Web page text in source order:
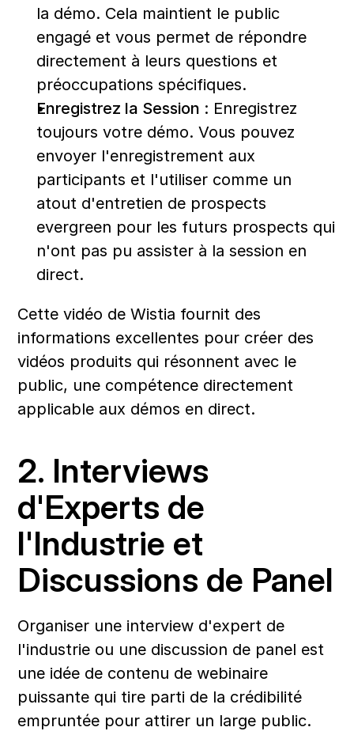
la démo. Cela maintient le public
engagé et vous permet de répondre
directement à leurs questions et
préoccupations spécifiques.
Enregistrez la Session : Enregistrez
toujours votre démo. Vous pouvez
envoyer l'enregistrement aux
participants et l'utiliser comme un
atout d'entretien de prospects
evergreen pour les futurs prospects qui
n'ont pas pu assister à la session en
direct.
Cette vidéo de Wistia fournit des
informations excellentes pour créer des
vidéos produits qui résonnent avec le
public, une compétence directement
applicable aux démos en direct.
2. Interviews
d'Experts de
l'Industrie et
Discussions de Panel
Organiser une interview d'expert de
l'industrie ou une discussion de panel est
une idée de contenu de webinaire
puissante qui tire parti de la crédibilité
empruntée pour attirer un large public.